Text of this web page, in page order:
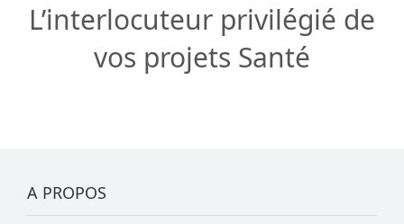
L’interlocuteur privilégié de
vos projets Santé
A PROPOS